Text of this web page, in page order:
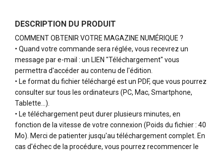
DESCRIPTION DU PRODUIT
COMMENT OBTENIR VOTRE MAGAZINE NUMÉRIQUE ?
• Quand votre commande sera réglée, vous recevrez un
message par e-mail : un LIEN "Téléchargement" vous
permettra d'accéder au contenu de l'édition.
• Le format du fichier téléchargé est un PDF, que vous pourrez
consulter sur tous les ordinateurs (PC, Mac, Smartphone,
Tablette…).
• Le téléchargement peut durer plusieurs minutes, en
fonction de la vitesse de votre connexion (Poids du fichier : 40
Mo). Merci de patienter jusqu'au téléchargement complet. En
cas d'échec de la procédure, vous pourrez recommencer le